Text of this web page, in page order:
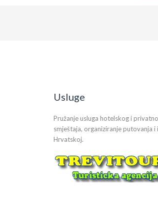
Usluge
Pružanje usluga hotelskog i
smještaja, organiziranje putovanja i
Hrvatskoj.